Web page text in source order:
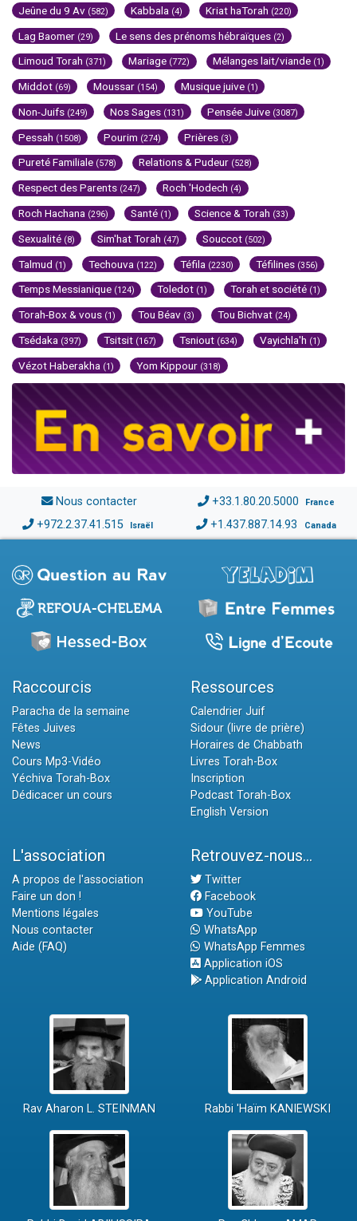
Jeûne du 9 Av (582) Kabbala (4) Kriat haTorah (220)
Lag Baomer (29) Le sens des prénoms hébraïques (2)
Limoud Torah (371) Mariage (772) Mélanges lait/viande (1)
Middot (69) Moussar (154) Musique juive (1)
Non-Juifs (249) Nos Sages (131) Pensée Juive (3087)
Pessah (1508) Pourim (274) Prières (3)
Pureté Familiale (578) Relations & Pudeur (528)
Respect des Parents (247) Roch 'Hodech (4)
Roch Hachana (296) Santé (1) Science & Torah (33)
Sexualité (8) Sim'hat Torah (47) Souccot (502)
Talmud (1) Techouva (122) Téfila (2230) Téfilines (356)
Temps Messianique (124) Toledot (1) Torah et société (1)
Torah-Box & vous (1) Tou Béav (3) Tou Bichvat (24)
Tsédaka (397) Tsitsit (167) Tsniout (634) Vayichla'h (1)
Vézot Haberakha (1) Yom Kippour (318)
Nous contacter +33.1.80.20.5000 France
+972.2.37.41.515 Israël +1.437.887.14.93 Canada
Raccourcis
Paracha de la semaine
Fêtes Juives
News
Cours Mp3-Vidéo
Yéchiva Torah-Box
Dédicacer un cours
Ressources
Calendrier Juif
Sidour (livre de prière)
Horaires de Chabbath
Livres Torah-Box
Inscription
Podcast Torah-Box
English Version
L'association
A propos de l'association
Faire un don !
Mentions légales
Nous contacter
Aide (FAQ)
Retrouvez-nous...
Twitter
Facebook
YouTube
WhatsApp
WhatsApp Femmes
Application iOS
Application Android
Rav Aharon L. STEINMAN Rabbi 'Haïm KANIEWSKI